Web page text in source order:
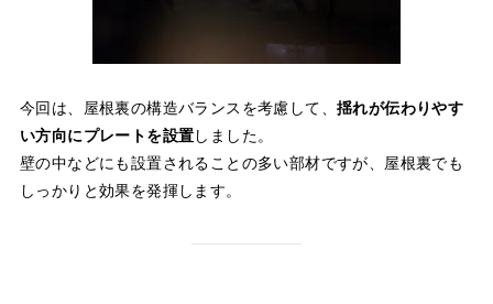
今回は、屋根裏の構造バランスを考慮して、 揺れが伝わりやす
い方向にプレートを設置しました。
壁の中などにも設置されることの多い部材ですが、屋根裏でも
しっかりと効果を発揮します。